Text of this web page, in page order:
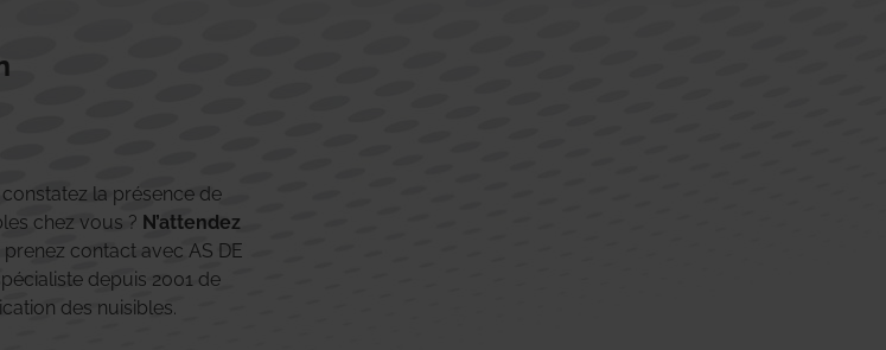
la présence de
chez vous ? N’attendez
prenez contact avec AS DE
depuis 2001 de
des nuisibles.